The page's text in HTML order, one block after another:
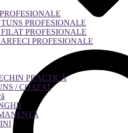
PROFESIONALE
PROFESIONALE
PROFESIONALE
PRACTICĂ
/ COAFAT